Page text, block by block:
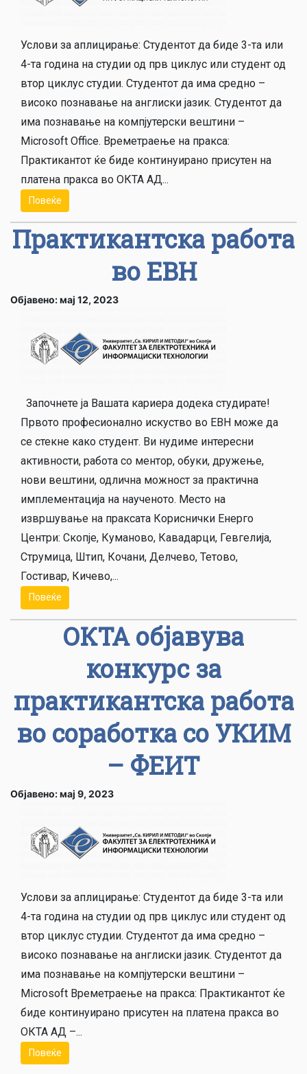
Услови за аплицирање: Студентот да биде 3-та или
4-та година на студии од прв циклус или студент од
втор циклус студии. Студентот да има средно –
високо познавање на англиски јазик. Студентот да
има познавање на компјутерски вештини –
Microsoft Office. Времетраење на пракса:
Практикантот ќе биде континуирано присутен на
платена пракса во ОКТА АД...
Повеќе
Практикантска работа
во ЕВН
Објавено: мај 12, 2023
Започнете ја Вашата кариера додека студирате!
Првото професионално искуство во ЕВН може да
се стекне како студент. Ви нудиме интересни
активности, работа со ментор, обуки, дружење,
нови вештини, одлична можност за практична
имплементација на наученото. Место на
извршување на праксата Кориснички Енерго
Центри: Скопје, Куманово, Кавадарци, Гевгелија,
Струмица, Штип, Кочани, Делчево, Тетово,
Гостивар, Кичево,...
Повеќе
ОКТА објавува
конкурс за
практикантска работа
во соработка со УКИМ
– ФЕИТ
Објавено: мај 9, 2023
Услови за аплицирање: Студентот да биде 3-та или
4-та година на студии од прв циклус или студент од
втор циклус студии. Студентот да има средно –
високо познавање на англиски јазик. Студентот да
има познавање на компјутерски вештини –
Microsoft Времетраење на пракса: Практикантот ќе
биде континуирано присутен на платена пракса во
ОКТА АД –...
Повеќе